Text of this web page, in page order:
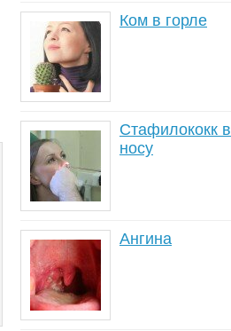
Ком в горле
Стафилококк в
носу
Ангина